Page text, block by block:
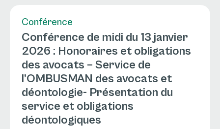
Conférence
Conférence de midi du 13 janvier
2026 : Honoraires et obligations
des avocats – Service de
l’OMBUSMAN des avocats et
déontologie- Présentation du
service et obligations
déontologiques